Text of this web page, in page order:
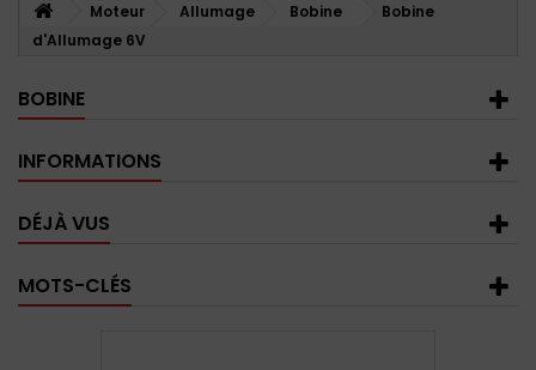
Moteur Allumage Bobine
Bobine
d'Allumage 6V
BOBINE
INFORMATIONS
DÉJÀ VUS
MOTS-CLÉS